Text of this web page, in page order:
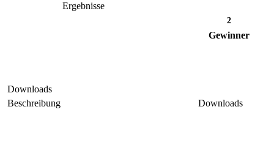
Ergebnisse
2
Gewinner
Downloads
Beschreibung
Downloads